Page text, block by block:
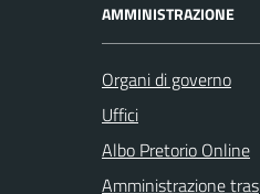
AMMINISTRAZIONE
Organi di governo
Uffici
Albo Pretorio Online
Amministrazione